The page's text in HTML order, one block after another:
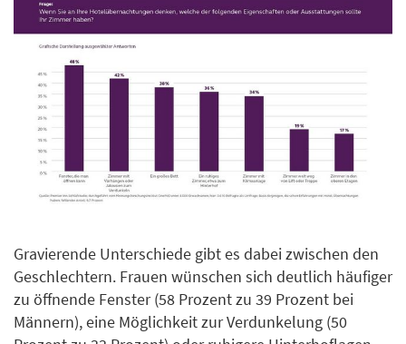
Gravierende Unterschiede gibt es dabei zwischen den
Geschlechtern. Frauen wünschen sich deutlich häufiger
zu öffnende Fenster (58 Prozent zu 39 Prozent bei
Männern), eine Möglichkeit zur Verdunkelung (50